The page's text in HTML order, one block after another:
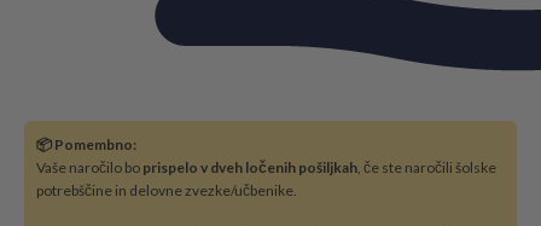
📦 Pomembno:
Vaše naročilo bo prispelo v dveh ločenih pošiljkah, če ste naročili šolske
potrebščine in delovne zvezke/učbenike.